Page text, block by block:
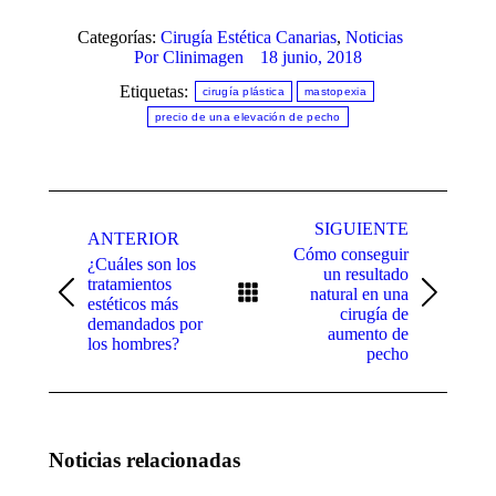
Categorías: Cirugía Estética Canarias, Noticias
PorClinimagen
18 junio, 2018
Etiquetas:
cirugía plástica mastopexia
precio de una elevación de pecho
entre
publicaciones
ANTERIOR
Publicación
anterior:
¿Cuáles son los
tratamientos
estéticos más
demandados por
los hombres?
SIGUIENTE
Publicación
siguiente:
Cómo conseguir
un resultado
natural en una
cirugía de
aumento de
pecho
Noticias relacionadas